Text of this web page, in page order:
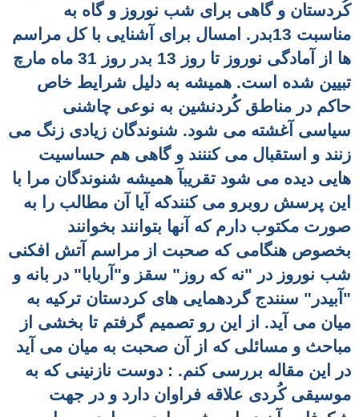
کُردستان و گاهی برای شب نوروز و گاه به
مناسبت 13بدر. امسال برای آشنایی با کل مراسم
ها از آمادگی نوروز تا روز 13 بدر روز 31 ماه مارچ
تبیین شده
است. همیشه به دلیل شرایط خاص
حاکم در مناطق کُردنشین به نوعی چاشنی
سیاسی آغشته می شود. شنوندگان زیادی زنگ می
زنند و استقبال می کننند و گاهی هم حساسیت
هایی دیده می شود تقریبآ همیشه شنوندگان مرا با
این پرسش روبرو می کنندکه آیا آن مطالب را به
صورت مکتوب دارم که آنها بتوانند بخوانند
بخصوص هنگامی که صحبت از مراسم آتش افکنی
شب نوروز در "نه که روز" سقز و"آربابا" در بانه و
"آبیدر" سنندجگردهمایی های کردستان ترکیه به
میان می آید. از این رو تصمیم گرفتم تا بخشی از
مباحث و مسائلی که از آن صحبت به میان می آید
در این مقاله بررسی کنم. : دوست نازنینی که به
موسیقی کُردی علاقه فراوان دارد و در جهت